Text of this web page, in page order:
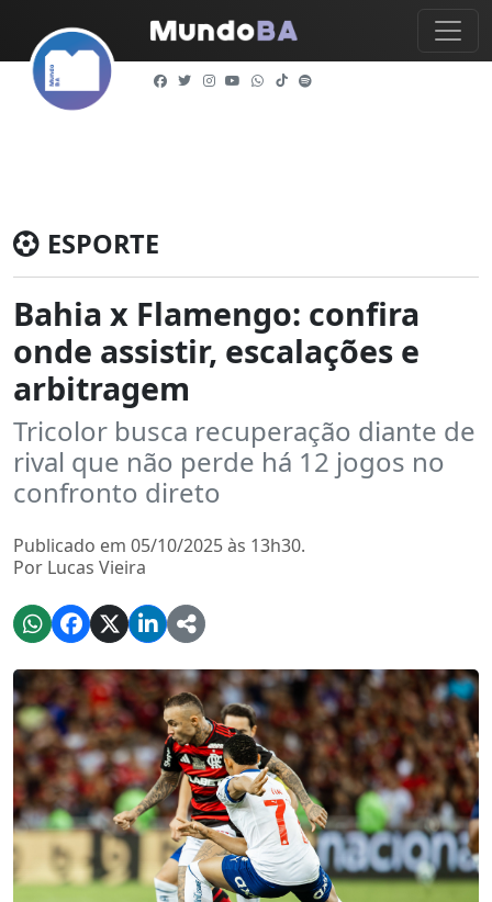
ESPORTE
Bahia x Flamengo: confira
onde assistir, escalações e
arbitragem
Tricolor busca recuperação diante de
rival que não perde há 12 jogos no
confronto direto
Publicado em 05/10/2025 às 13h30.
Por Lucas Vieira